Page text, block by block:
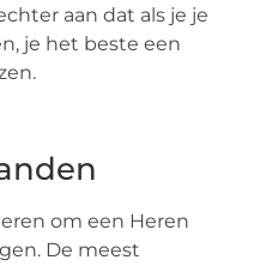
aan dat als je je
je het beste een
om een Heren
De meest